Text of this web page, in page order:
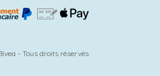
- Tous droits réservés